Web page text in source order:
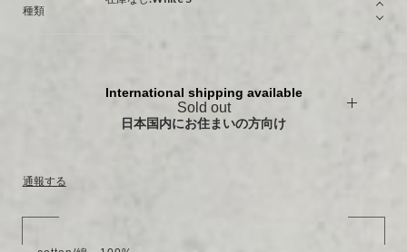
種類
International shipping available
Sold out
日本国内にお住まいの方向け
通報する